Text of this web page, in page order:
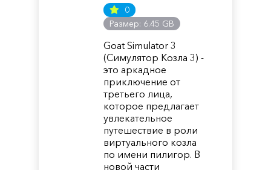
0
Размер: 6.45 GB
Goat Simulator 3
(Симулятор Козла 3) -
это аркадное
приключение от
третьего лица,
которое предлагает
увлекательное
путешествие в роли
виртуального козла
по имени пилигор. В
новой части